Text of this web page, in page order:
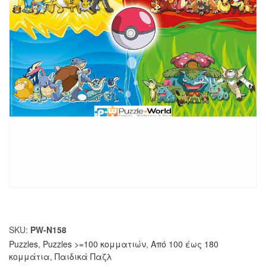
SKU: PW-N158
Puzzles, Puzzles >=100 κομματιών, Από 100 έως 180
κομμάτια, Παιδικά Παζλ